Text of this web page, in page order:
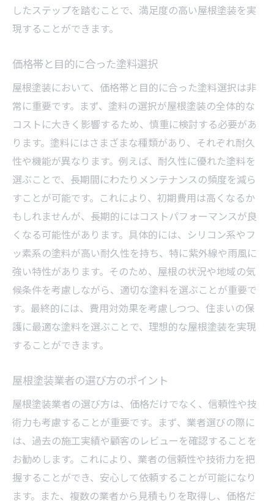
したステップを踏むことで、満足度の高い屋根塗装を実
現することができます。
価格帯と目的に合った塗料選択
屋根塗装において、価格帯と目的に合った塗料選択は非
常に重要です。まず、塗料の選択が屋根塗装の全体的な
コストに大きく影響するため、慎重に検討する必要があ
ります。塗料にはさまざまな種類があり、それぞれ耐久
性や機能が異なります。例えば、耐久性に優れた塗料を
選ぶことで、長期間にわたりメンテナンスの頻度を減ら
すことが可能です。これにより、初期費用は高くなるか
もしれませんが、長期的にはコストパフォーマンスが良
くなる可能性があります。具体的には、シリコン系やフ
ッ素系の塗料が高い耐久性を持ち、特に紫外線や雨風に
強い特性があります。そのため、屋根の状況や地域の気
候条件を考慮しながら、適切な塗料を選ぶことが重要で
す。最終的には、費用対効果を考慮しつつ、住まいの保
護に最適な塗料を選ぶことで、理想的な屋根塗装を実現
することができます。
屋根塗装業者の選び方のポイント
屋根塗装業者の選び方は、価格だけでなく、信頼性や技
術力も考慮することが重要です。まず、業者選びの際に
は、過去の施工実績や顧客のレビューを確認することを
お勧めします。これにより、業者の信頼性や技術力を把
握することができ、安心して依頼することが可能になり
ます。また、複数の業者から見積もりを取得し、価格だ